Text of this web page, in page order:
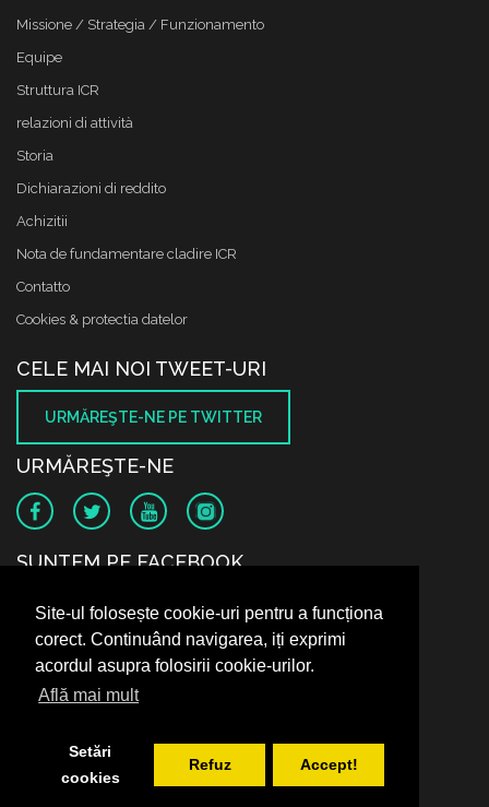
Site-ul folosește cookie-uri pentru a funcționa
corect. Continuând navigarea, iți exprimi
acordul asupra folosirii cookie-urilor.
Află mai mult
Setări
cookies
Refuz Accept!
Missione / Strategia / Funzionamento
Equipe
Struttura ICR
relazioni di attività
Storia
Dichiarazioni di reddito
Achizitii
Nota de fundamentare cladire ICR
Contatto
Cookies & protectia datelor
CELE MAI NOI TWEET-URI
URMĂREŞTE-NE PE TWITTER
URMĂREŞTE-NE
SUNTEM PE FACEBOOK